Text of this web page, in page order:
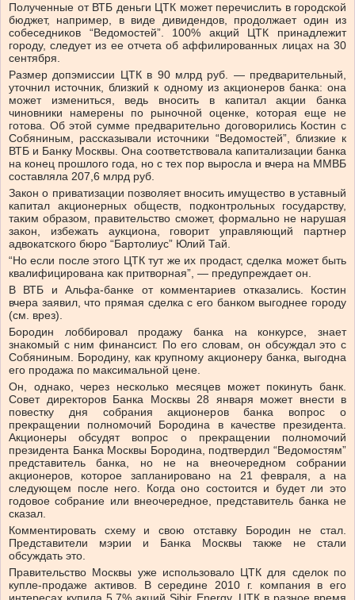
Полученные от ВТБ деньги ЦТК может перечислить в городской
бюджет, например, в виде дивидендов, продолжает один из
собеседников “Ведомостей”. 100% акций ЦТК принадлежит
городу, следует из ее отчета об аффилированных лицах на 30
сентября.
Размер допэмиссии ЦТК в 90 млрд руб. — предварительный,
уточнил источник, близкий к одному из акционеров банка: она
может измениться, ведь вносить в капитал акции банка
чиновники намерены по рыночной оценке, которая еще не
готова. Об этой сумме предварительно договорились Костин с
Собяниным, рассказывали источники “Ведомостей”, близкие к
ВТБ и Банку Москвы. Она соответствовала капитализации банка
на конец прошлого года, но с тех пор выросла и вчера на ММВБ
составляла 207,6 млрд руб.
Закон о приватизации позволяет вносить имущество в уставный
капитал акционерных обществ, подконтрольных государству,
таким образом, правительство сможет, формально не нарушая
закон, избежать аукциона, говорит управляющий партнер
адвокатского бюро “Бартолиус” Юлий Тай.
“Но если после этого ЦТК тут же их продаст, сделка может быть
квалифицирована как притворная”, — предупреждает он.
В ВТБ и Альфа-банке от комментариев отказались. Костин
вчера заявил, что прямая сделка с его банком выгоднее городу
(см. врез).
Бородин лоббировал продажу банка на конкурсе, знает
знакомый с ним финансист. По его словам, он обсуждал это с
Собяниным. Бородину, как крупному акционеру банка, выгодна
его продажа по максимальной цене.
Он, однако, через несколько месяцев может покинуть банк.
Совет директоров Банка Москвы 28 января может внести в
повестку дня собрания акционеров банка вопрос о
прекращении полномочий Бородина в качестве президента.
Акционеры обсудят вопрос о прекращении полномочий
президента Банка Москвы Бородина, подтвердил “Ведомостям”
представитель банка, но не на внеочередном собрании
акционеров, которое запланировано на 21 февраля, а на
следующем после него. Когда оно состоится и будет ли это
годовое собрание или внеочередное, представитель банка не
сказал.
Комментировать схему и свою отставку Бородин не стал.
Представители мэрии и Банка Москвы также не стали
обсуждать это.
Правительство Москвы уже использовало ЦТК для сделок по
купле-продаже активов. В середине 2010 г. компания в его